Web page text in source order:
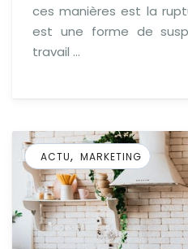
ces manières est la
est une forme de
travail …
ACTU, MARKETING